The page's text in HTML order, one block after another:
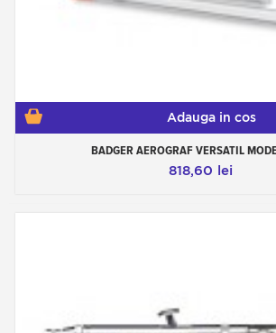
Adauga in cos
BADGER AEROGRAF VERSATIL
818,60 lei